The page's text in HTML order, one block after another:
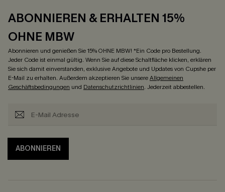
ABONNIEREN & ERHALTEN 15%
OHNE MBW
Abonnieren und genießen Sie 15% OHNE MBW! *Ein Code pro Bestellung.
Jeder Code ist einmal gültig. Wenn Sie auf diese Schaltfläche klicken, erklären
Sie sich damit einverstanden, exklusive Angebote und Updates von Cupshe per
E-Mail zu erhalten. Außerdem akzeptieren Sie unsereAllgemeinen
Geschäftsbedingungen und Datenschutzrichtlinien. Jederzeit abbestellen.
ABONNIEREN